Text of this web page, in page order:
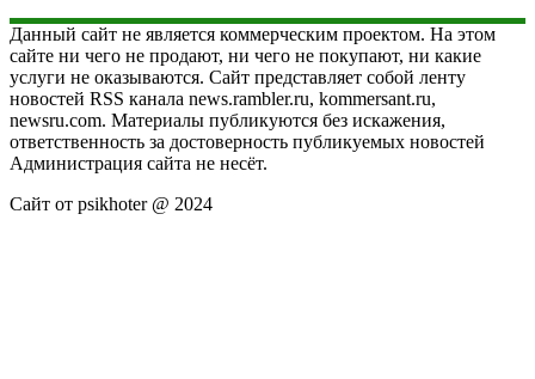
Данный сайт не является коммерческим проектом. На этом
сайте ни чего не продают, ни чего не покупают, ни какие
услуги не оказываются. Сайт представляет собой ленту
новостей RSS канала news.rambler.ru, kommersant.ru,
newsru.com. Материалы публикуются без искажения,
ответственность за достоверность публикуемых новостей
Администрация сайта не несёт.
Сайт от psikhoter @ 2024